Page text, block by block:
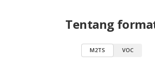
Tentang
M2TS VOC